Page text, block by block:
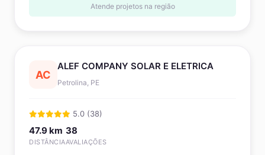
Atende projetos na região
AC
ALEF COMPANY SOLAR E ELETRICA
Petrolina, PE
5.0 (38)
47.9 km
DISTÂNCIA
38
AVALIAÇÕES